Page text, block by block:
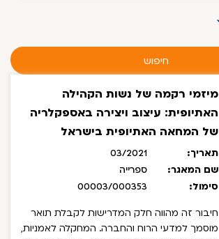
חיפוש
מיזמי רקמה של נשות הקהילה
האתיופית: עיצוב ויצירה באספקלריה
של המחאה האתיופית בישראל
תאריך:
03/2021
שם המאגר:
ספרייה
סימול:
00003/000353
חיבור זה מהווה חלק המדרישות לקבלת תואר
מוסמך למדעי הרוח והחברה. המחקלה לאמניות,